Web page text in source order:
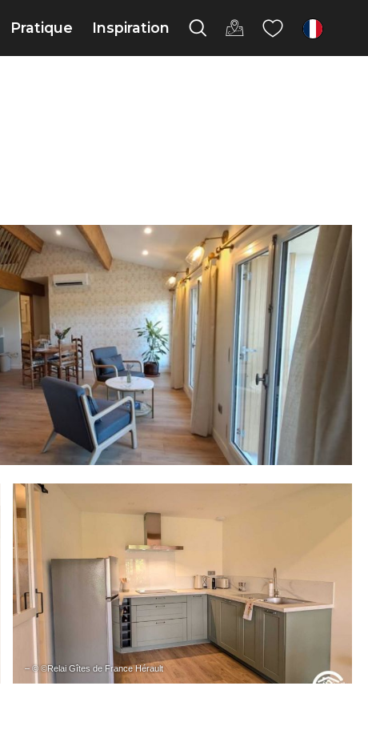
Pratique Inspiration fr
– © ©Relai Gîtes de France Hérault